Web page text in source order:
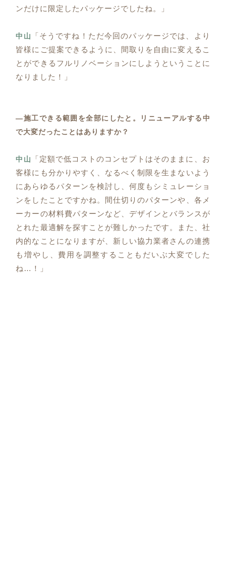
ンだけに限定したパッケージでしたね。」
中山
「そうですね！ただ今回のパッケージでは、より
皆様にご提案できるように、間取りを自由に変えるこ
とができるフルリノベーションにしようということに
なりました！」
―施工できる範囲を全部にしたと。リニューアルする中
で大変だったことはありますか？
中山
「定額で低コストのコンセプトはそのままに、お
客様にも分かりやすく、なるべく制限を生まないよう
にあらゆるパターンを検討し、何度もシミュレーショ
ンをしたことですかね。間仕切りのパターンや、各メ
ーカーの材料費パターンなど、デザインとバランスが
とれた最適解を探すことが難しかったです。また、社
内的なことになりますが、新しい協力業者さんの連携
も増やし、費用を調整することもだいぶ大変でした
ね…！」